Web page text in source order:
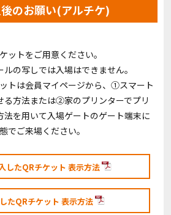
のお願い(アルチケ)
ットをご用意ください。
の写しでは入場はできません。
トは会員マイページから、①スマート
る方法または②家のプリンターでプリ
法を用いて入場ゲートのゲート端末に
でご来場ください。
したQRチケット 表示方法
したQRチケット 表示方法